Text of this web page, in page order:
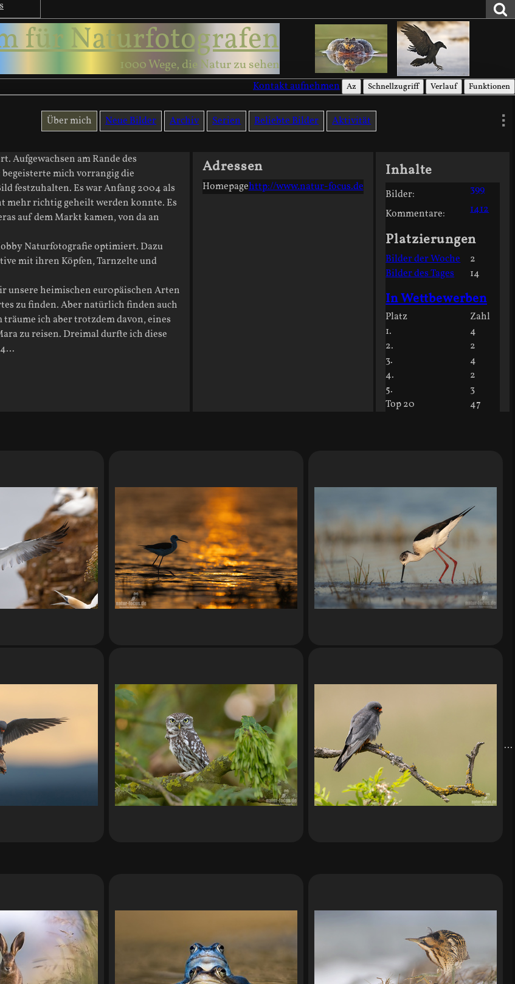
für Naturfotografen
1000 Wege, die Natur zu sehen
Kontakt aufnehmen Az Schnellzugriff Verlauf Funktionen
Über mich Neue Bilder Archiv Serien Beliebte Bilder Aktivität
Aufgewachsen am Rande des
mich vorrangig die
festzuhalten. Es war Anfang 2004 als
mehr richtig geheilt werden konnte. Es
auf dem Markt kamen, von da an
Naturfotografie optimiert. Dazu
mit ihren Köpfen, Tarnzelte und
unsere heimischen eur0päischen Arten
zu finden. Aber natürlich finden auch
ich aber trotzdem davon, eines
zu reisen. Dreimal durfte ich diese
Adressen
Homepagehttp://www.natur-focus.de
Inhalte
Bilder:
399
Kommentare:
1412
Platzierungen
Bilder der Woche
2
Bilder des Tages
14
In Wettbewerben
Platz
Zahl
1.
4
2.
2
3.
4
4.
2
5.
3
Top 20
47